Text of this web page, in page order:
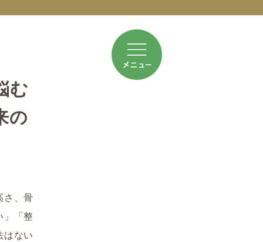
む
の
、骨
」「整
ない